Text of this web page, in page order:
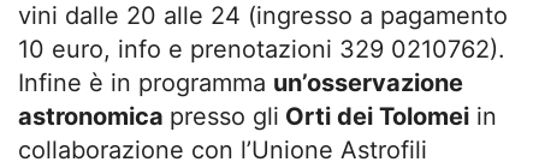
vini dalle 20 alle 24 (ingresso a pagamento
10 euro, info e prenotazioni 329 0210762).
Infine è in programma un’osservazione
astronomica presso gli Orti dei Tolomei in
collaborazione con l’Unione Astrofili